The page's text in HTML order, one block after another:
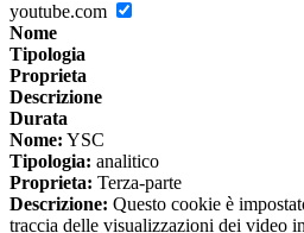
youtube.com
Nome
Tipologia
Proprieta
Descrizione
Durata
Nome: YSC
Tipologia: analitico
Proprieta: Terza-parte
Descrizione: Questo cookie è
traccia delle visualizzazioni dei video